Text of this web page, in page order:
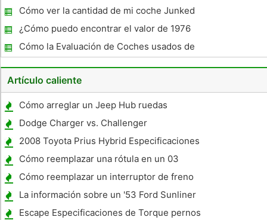
para evaluar el valor de un coche
Cómo ver la cantidad de mi coche Junked
vale más en línea
¿Cómo puedo encontrar el valor de 1976
Porsche?
Cómo la Evaluación de Coches usados ​​de
Dodge
Artículo caliente
Cómo arreglar un Jeep Hub ruedas
Dodge Charger vs. Challenger
2008 Toyota Prius Hybrid Especificaciones
Cómo reemplazar una rótula en un 03
Saturn Vue
Cómo reemplazar un interruptor de freno
Hyundai Accent 1999
La información sobre un '53 Ford Sunliner
Escape Especificaciones de Torque pernos